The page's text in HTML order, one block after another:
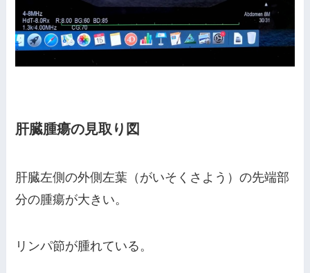
肝臓腫瘍の見取り図
肝臓左側の外側左葉（がいそくさよう）の先端部
分の腫瘍が大きい。
リンパ節が腫れている。